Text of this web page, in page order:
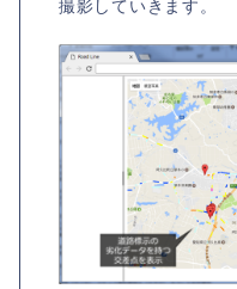
撮影していきます。